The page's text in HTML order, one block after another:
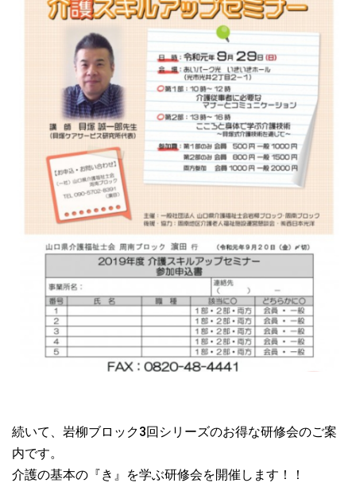
続いて、岩柳ブロック3回シリーズのお得な研修会のご案
内です。
介護の基本の『き』を学ぶ研修会を開催します！！